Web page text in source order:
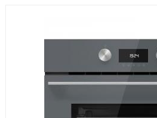
Холодильники